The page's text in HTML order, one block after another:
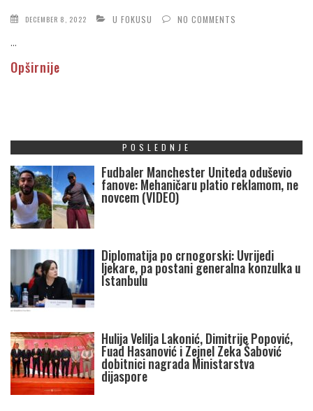
DECEMBER 8, 2022 U FOKUSU NO COMMENTS
...
Opširnije
POSLEDNJE
Fudbaler Manchester Uniteda oduševio
fanove: Mehaničaru platio reklamom, ne
novcem (VIDEO)
Diplomatija po crnogorski: Uvrijedi
ljekare, pa postani generalna konzulka u
Istanbulu
Hulija Velilja Lakonić, Dimitrije Popović,
Fuad Hasanović i Zejnel Zeka Šabović
dobitnici nagrada Ministarstva
dijaspore